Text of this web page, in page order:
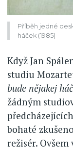
Příběh jedné
háček (1985)
Když Jan
studiu
bude nějakej
žádným
bohaté
režisér.